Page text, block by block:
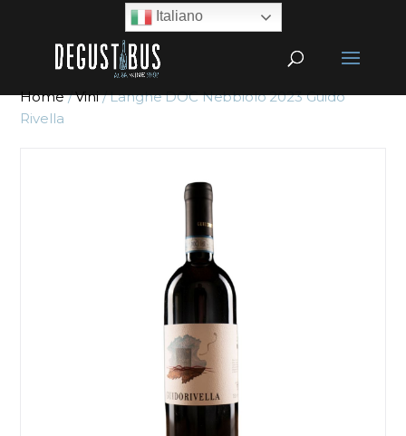
Home/Vini/ Langhe DOC Nebbiolo 2023 Guido
Rivella
Italiano